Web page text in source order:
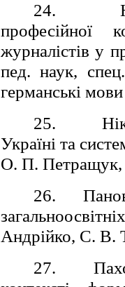
24.
професійної
журналістів у
пед. наук,
германські
25.
Україні та
О. П. Петращук,
26.
Андрійко, С. В.
27.